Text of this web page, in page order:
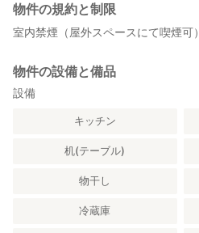
物件の規約と制限
室内禁煙（屋外スペースにて喫煙可）
物件の設備と備品
設備
キッチン
机(テーブル)
物干し
冷蔵庫